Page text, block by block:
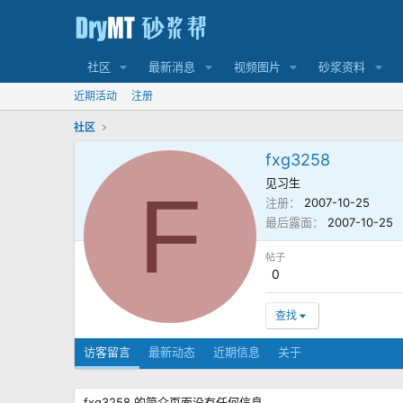
社区 最新消息 视频图片 砂浆资料
近期活动 注册
社区
F
fxg3258
见习生
注册
2007-10-25
最后露面
2007-10-25
帖子
0
查找
访客留言 最新动态 近期信息 关于